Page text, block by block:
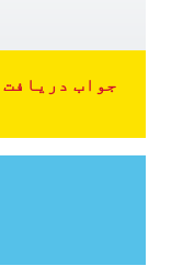
جواب